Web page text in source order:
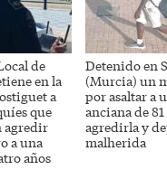
de
en la
a
que
agredir
a una
años
Detenido en
(Murcia) un
por asaltar a
anciana de
agredirla y
malherida